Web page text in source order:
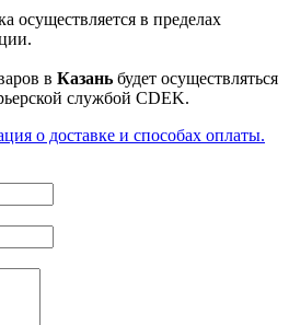
осуществляется в пределах
в Казань будет осуществляться
службой CDEK.
о доставке и способах оплаты.